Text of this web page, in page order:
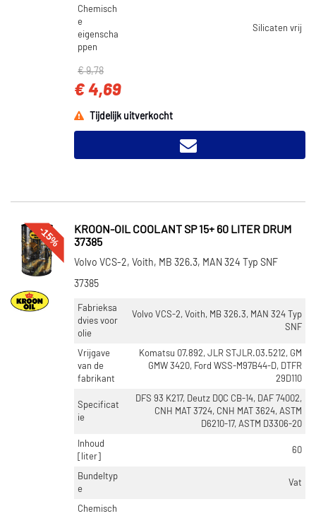
Chemisch
e
eigenscha
ppen
Silicaten vrij
€ 9,78
€ 4,69
Tijdelijk uitverkocht
-15%
KROON-OIL COOLANT SP 15+ 60 LITER DRUM
37385
Volvo VCS-2, Voith, MB 326.3, MAN 324 Typ SNF
37385
Fabrieksa
dvies voor
olie
Volvo VCS-2, Voith, MB 326.3, MAN 324 Typ
SNF
Vrijgave
van de
fabrikant
Komatsu 07.892, JLR STJLR.03.5212, GM
GMW 3420, Ford WSS-M97B44-D, DTFR
29D110
Specificat
ie
DFS 93 K217, Deutz DQC CB-14, DAF 74002,
CNH MAT 3724, CNH MAT 3624, ASTM
D6210-17, ASTM D3306-20
Inhoud
[liter]
60
Bundeltyp
e
Vat
Chemisch